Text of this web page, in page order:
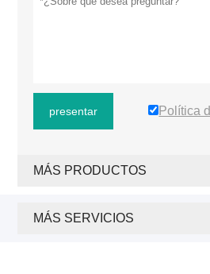
presentar Política
MÁS PRODUCTOS
MÁS SERVICIOS